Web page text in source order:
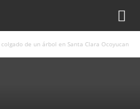
de un árbol en Santa Clara Ocoyucan